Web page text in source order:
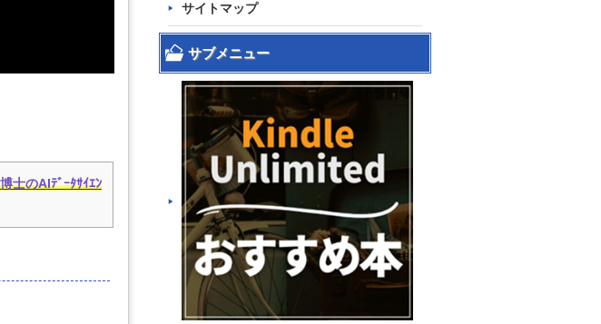
士のAIﾃﾞｰﾀｻｲｴﾝ
サイトマップ
サブメニュー